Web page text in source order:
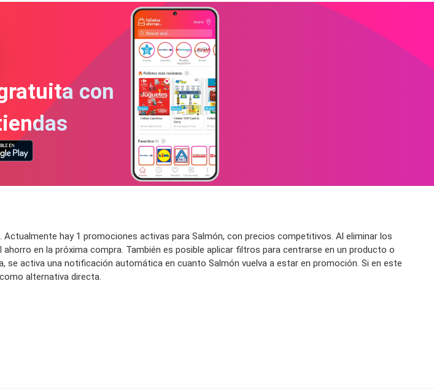
con
Actualmente hay 1 promociones activas para Salmón, con precios competitivos. Al eliminar los
en la próxima compra. También es posible aplicar filtros para centrarse en un producto o
se activa una notificación automática en cuanto Salmón vuelva a estar en promoción. Si en este
alternativa directa.